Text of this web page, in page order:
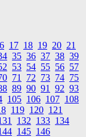
17 18 19 20 21
35 36 37 38 39
53 54 55 56 57
71 72 73 74 75
89 90 91 92 93
105 106 107 108
119 120 121
132 133 134
145 146